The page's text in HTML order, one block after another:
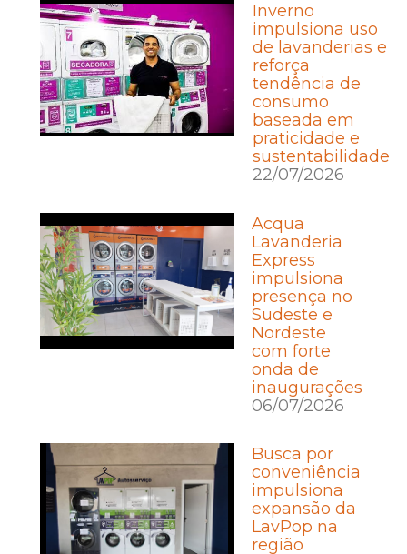
Inverno
impulsiona uso
de lavanderias e
reforça
tendência de
consumo
baseada em
praticidade e
sustentabilidade
22/07/2026
Acqua
Lavanderia
Express
impulsiona
presença no
Sudeste e
Nordeste
com forte
onda de
inaugurações
06/07/2026
Busca por
conveniência
impulsiona
expansão da
LavPop na
região